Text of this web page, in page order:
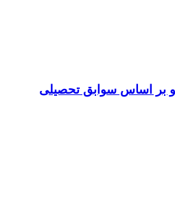
بر اساس سوابق تحصیلی